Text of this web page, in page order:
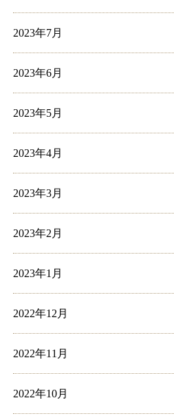
2023年7月
2023年6月
2023年5月
2023年4月
2023年3月
2023年2月
2023年1月
2022年12月
2022年11月
2022年10月